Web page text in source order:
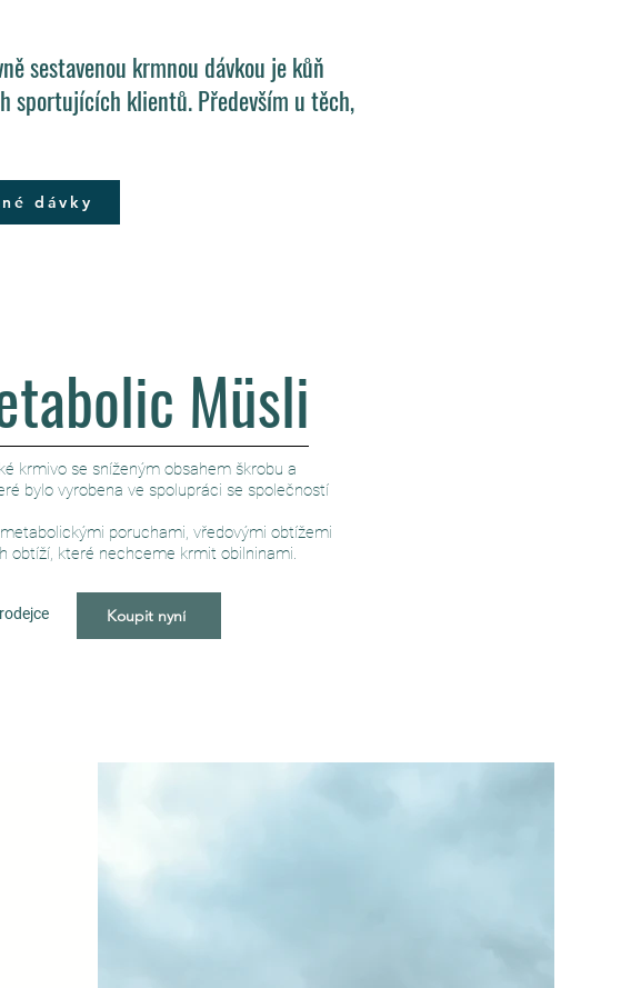
sestavenou krmnou dávkou je kůň
sportujících klientů. Především u těch,
dávky
Müsli
krmivo se sníženým obsahem škrobu a
bylo vyrobena ve spolupráci se společností
poruchami, vředovými obtížemi
obtíží, které nechceme krmit obilninami.
Koupit nyní
Nabídku služeb a postup